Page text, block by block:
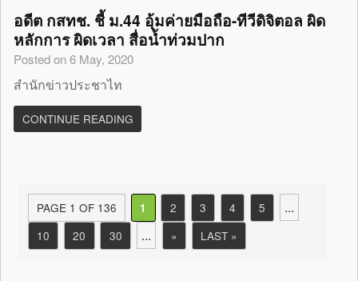
อดีต กสทช. ชี้ ม.44 อุ้มค่ายมือถือ-ทีวีดิจิตอล ผิด
หลักการ ผิดเวลา สื่อน้ำท่วมปาก
Posted on 6 May, 2020
สำนักข่าวประชาไท
CONTINUE READING
PAGE 1 OF 136 1 2 3 4 5 ...
10 20 30 ... » LAST »